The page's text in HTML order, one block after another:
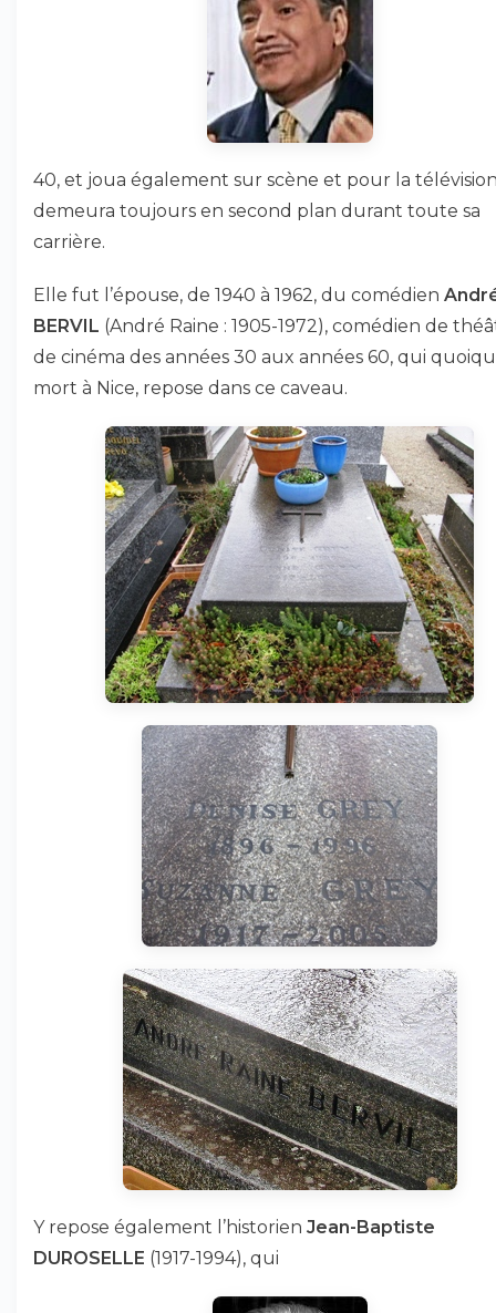
40, et joua également sur scène et pour la
demeura toujours en second plan durant toute sa
carrière.
Elle fut l’épouse, de 1940 à 1962, du comédien
BERVIL (André Raine : 1905-1972), comédien de
de cinéma des années 30 aux années 60, qui
mort à Nice, repose dans ce caveau.
Y repose également l’historien Jean-Baptiste
DUROSELLE (1917-1994), qui